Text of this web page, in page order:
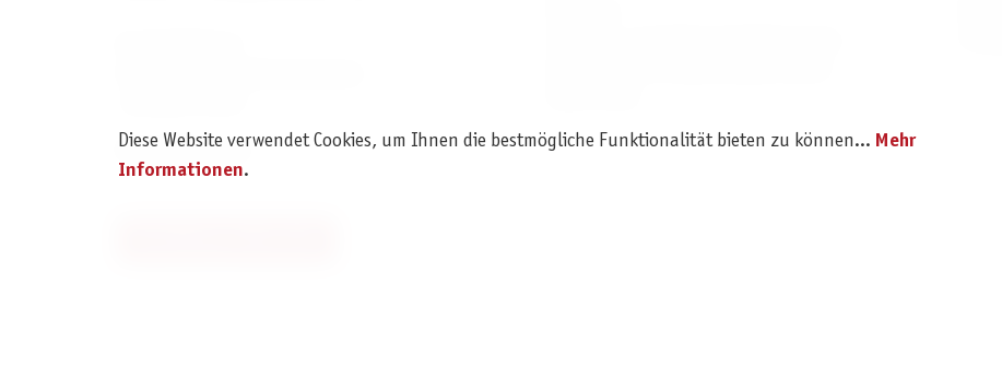
Kontaktformular
Diese Website verwendet Cookies, um Ihnen die bestmögliche Funktionalität bieten zu können... Mehr
Informationen.